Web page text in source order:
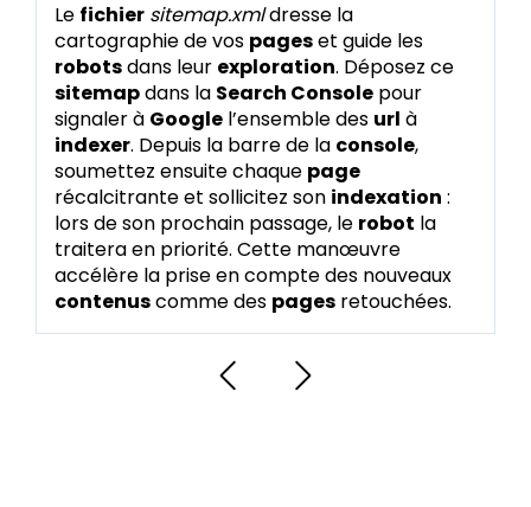
Le fichier sitemap.xmldresse la
cartographie de vos pageset guide les
robotsdans leur exploration. Déposez ce
sitemapdans la Search Console pour
signaler à Google l’ensemble des url à
indexer. Depuis la barre de la console,
soumettez ensuite chaque page
récalcitrante et sollicitez son indexation :
lors de son prochain passage, le robot la
traitera en priorité. Cette manœuvre
accélère la prise en compte des nouveaux
contenuscomme des pages retouchées.